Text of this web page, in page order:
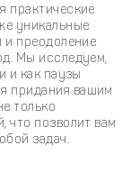
практические
уникальные
и преодоление
Мы исследуем,
и как паузы
придания вашим
только
что позволит вам
задач.